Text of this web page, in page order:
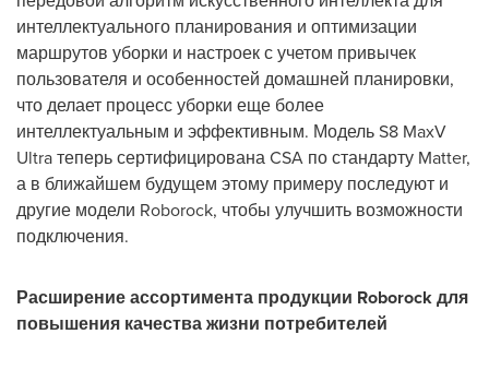
интеллектуального планирования и оптимизации
маршрутов уборки и настроек с учетом привычек
пользователя и особенностей домашней планировки,
что делает процесс уборки еще более
интеллектуальным и эффективным. Модель S8 MaxV
Ultra теперь сертифицирована CSA по стандарту Matter,
а в ближайшем будущем этому примеру последуют и
другие модели Roborock, чтобы улучшить возможности
подключения.
Расширение ассортимента продукции Roborock для
повышения качества жизни потребителей